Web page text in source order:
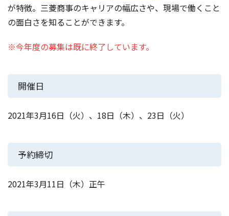
が特徴。三菱商事のキャリアの幅広さや、現場で働くこと
の面白さを知ることができます。
※今年度の募集は既に終了しています。
開催日
2021年3月16日（火）、18日（木）、23日（火）
予約締切
2021年3月11日（木）正午